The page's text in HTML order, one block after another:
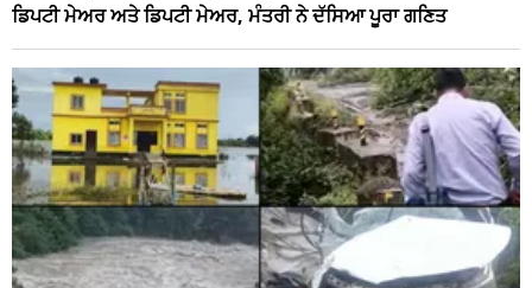
ਡਿਪਟੀ ਮੇਅਰ ਅਤੇ ਡਿਪਟੀ ਮੇਅਰ, ਮੰਤਰੀ ਨੇ ਦੱਸਿਆ ਪੂਰਾ ਗਣਿਤ